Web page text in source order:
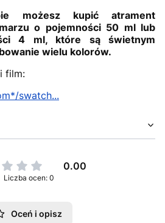
możesz kupić atrament
o pojemności 50 ml lub
4 ml, które są świetnym
wielu kolorów.
film:
swatch...
0.00
Liczba ocen: 0
Oceń i opisz